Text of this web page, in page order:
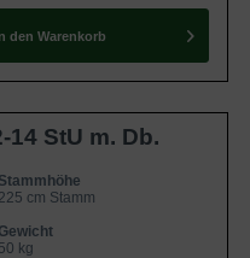
den Warenkorb
14 StU m. Db.
Stammhöhe
225 cm Stamm
Gewicht
50 kg